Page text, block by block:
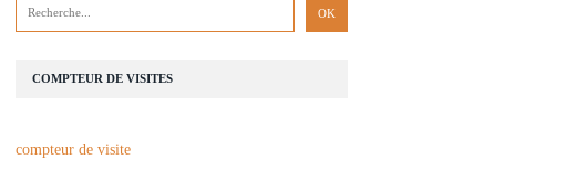
COMPTEUR DE VISITES
compteur de visite